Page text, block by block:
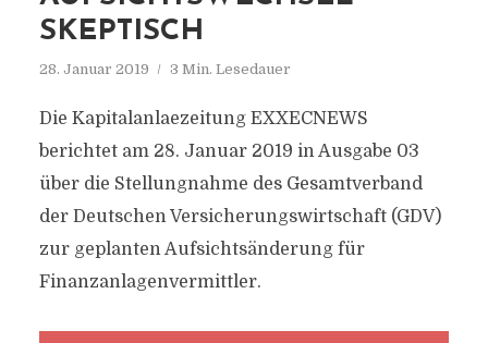
SKEPTISCH
28. Januar 2019 3 Min. Lesedauer
Die Kapitalanlaezeitung EXXECNEWS
berichtet am 28. Januar 2019 in Ausgabe 03
über die Stellungnahme des Gesamtverband
der Deutschen Versicherungswirtschaft (GDV)
zur geplanten Aufsichtsänderung für
Finanzanlagenvermittler.